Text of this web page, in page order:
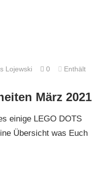
Lojewski 0
Enthält
März 2021
einige LEGO DOTS
Übersicht was Euch